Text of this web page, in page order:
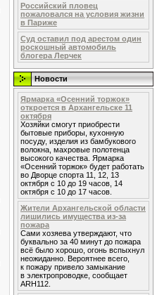
Российский пловец
пожаловался на условия жизни
в Париже
Суд оставил под арестом один
роскошный автомобиль
блогера Лерчек
Новости
Ярмарка «Осенний торжок»
откроется в Архангельске 11
октября
Хозяйки смогут приобрести
бытовые приборы, кухонную
посуду, изделия из бамбукового
волокна, махровые полотенца
высокого качества. Ярмарка
«Осенний торжок» будет работать
во Дворце спорта 11, 12, 13
октября с 10 до 19 часов, 14
октября с 10 до 17 часов.
Жители Архангельской области
лишились имущества из-за
пожара
Сами хозяева утверждают, что
буквально за 40 минут до пожара
всё было хорошо, огонь вспыхнул
неожиданно. Вероятнее всего,
к пожару привело замыкание
в электропроводке, сообщает
ARH112.